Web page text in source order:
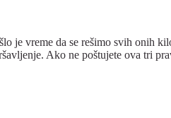
je vreme da se rešimo svih onih
Ako ne poštujete ova tri